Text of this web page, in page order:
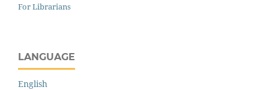
For Librarians
LANGUAGE
English